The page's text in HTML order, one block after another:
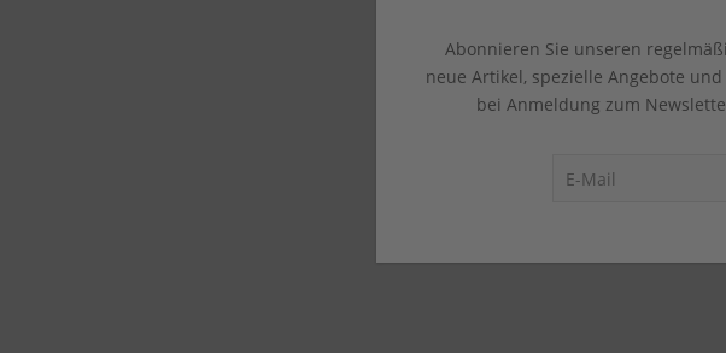
Abonnieren Sie unseren
neue Artikel, spezielle Angebote
bei Anmeldung zum